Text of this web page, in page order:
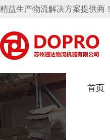
精益生产物流解决方案提供商！
首页
好色先生成人污架
丝车/纺丝车
乌龟车/平台车
化纤纺织行业